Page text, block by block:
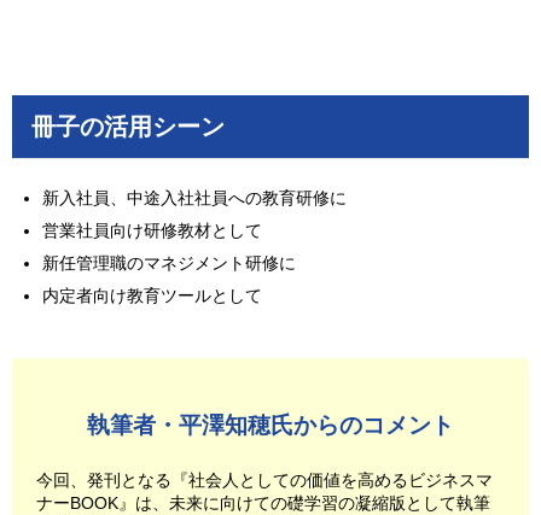
冊子の活用シーン
新入社員、中途入社社員への教育研修に
営業社員向け研修教材として
新任管理職のマネジメント研修に
内定者向け教育ツールとして
執筆者・平澤知穂氏からのコメント
今回、発刊となる『社会人としての価値を高めるビジネスマ
ナーBOOK』は、未来に向けての礎学習の凝縮版として執筆